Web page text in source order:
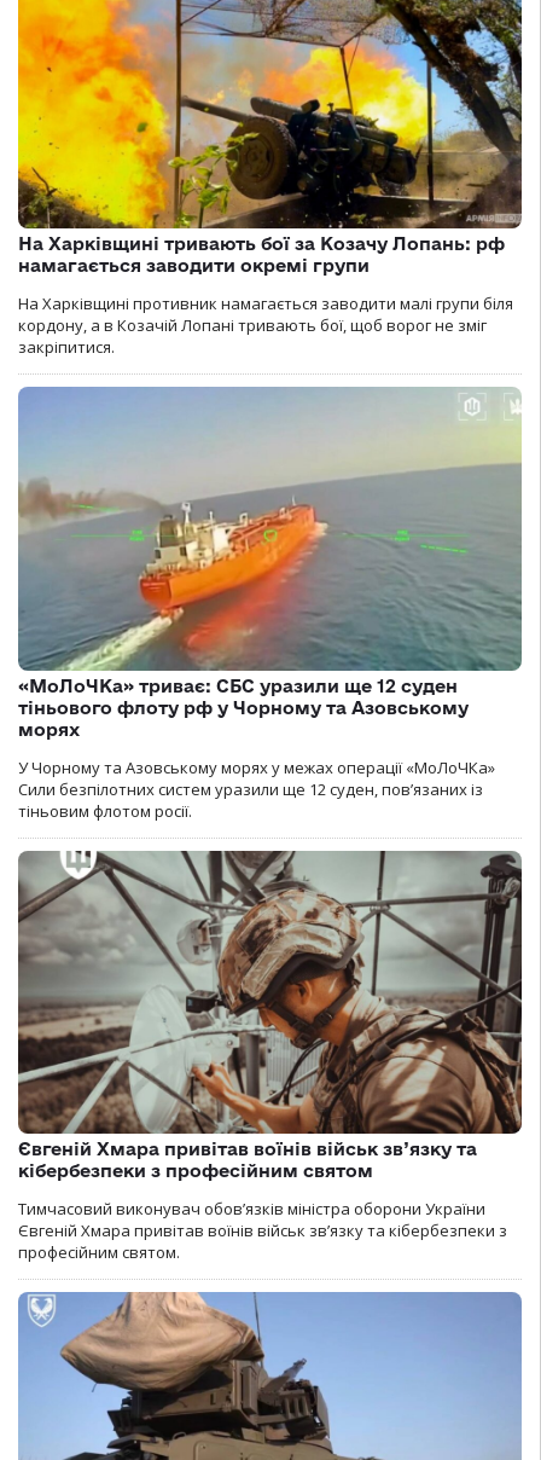
На Харківщині тривають бої за Козачу Лопань: рф
намагається заводити окремі групи
На Харківщині противник намагається заводити малі групи біля
кордону, а в Козачій Лопані тривають бої, щоб ворог не зміг
закріпитися.
«МоЛоЧКа» триває: СБС уразили ще 12 суден
тіньового флоту рф у Чорному та Азовському
морях
У Чорному та Азовському морях у межах операції «МоЛоЧКа»
Сили безпілотних систем уразили ще 12 суден, пов’язаних із
тіньовим флотом росії.
Євгеній Хмара привітав воїнів військ зв’язку та
кібербезпеки з професійним святом
Тимчасовий виконувач обов’язків міністра оборони України
Євгеній Хмара привітав воїнів військ зв’язку та кібербезпеки з
професійним святом.